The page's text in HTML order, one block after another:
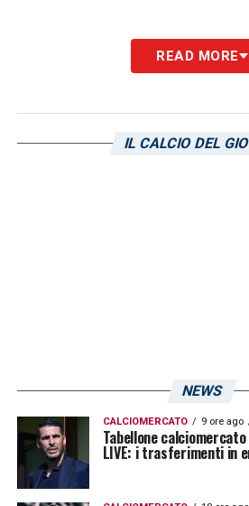
*PREMI F5 PER
Inizia la conferenza
squadra, quando c’è un
necessità chi entra sa cosa
l’obiettivo comune.
READ MORE
IL CALCIO DEL
NEWS
CALCIOMERCATO 9 ore ago
Tabellone
LIVE: i trasferimenti in